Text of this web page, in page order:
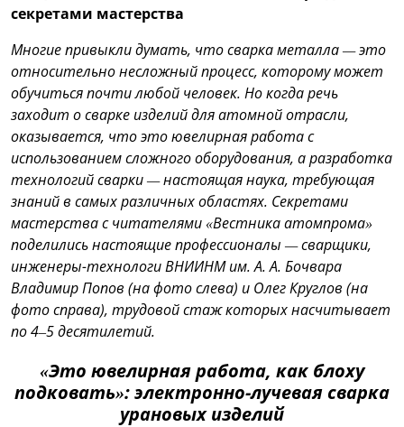
секретами мастерства
Многие привыкли думать, что сварка металла — это
относительно несложный процесс, которому может
обучиться почти любой человек. Но когда речь
заходит о сварке изделий для атомной отрасли,
оказывается, что это ювелирная работа с
использованием сложного оборудования, а разработка
технологий сварки — настоящая наука, требующая
знаний в самых различных областях. Секретами
мастерства с читателями «Вестника атомпрома»
поделились настоящие профессионалы — сварщики,
инженеры-технологи ВНИИНМ им. А. А. Бочвара
Владимир Попов (на фото слева) и Олег Круглов (на
фото справа), трудовой стаж которых насчитывает
по 4–5 десятилетий.
«Это ювелирная работа, как блоху
подковать»: электронно-лучевая сварка
урановых изделий